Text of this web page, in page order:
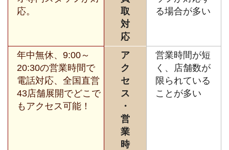
応。
取
対
応
る場合が多い
年中無休、9:00～
20:30の営業時間で
電話対応、全国直営
43店舗展開でどこで
もアクセス可能！
ア
ク
セ
ス
・
営
業
時
営業時間が短
く、店舗数が
限られている
ことが多い